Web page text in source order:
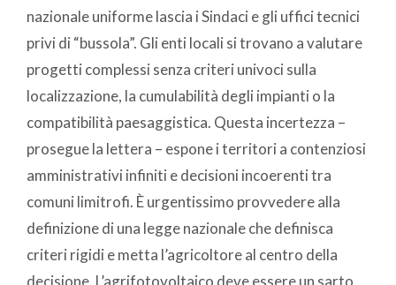
nazionale uniforme lascia i Sindaci e gli uffici tecnici
privi di “bussola”. Gli enti locali si trovano a valutare
progetti complessi senza criteri univoci sulla
localizzazione, la cumulabilità degli impianti o la
compatibilità paesaggistica. Questa incertezza –
prosegue la lettera – espone i territori a contenziosi
amministrativi infiniti e decisioni incoerenti tra
comuni limitrofi. È urgentissimo provvedere alla
definizione di una legge nazionale che definisca
criteri rigidi e metta l’agricoltore al centro della
decisione. L’agrifotovoltaico deve essere un sarto